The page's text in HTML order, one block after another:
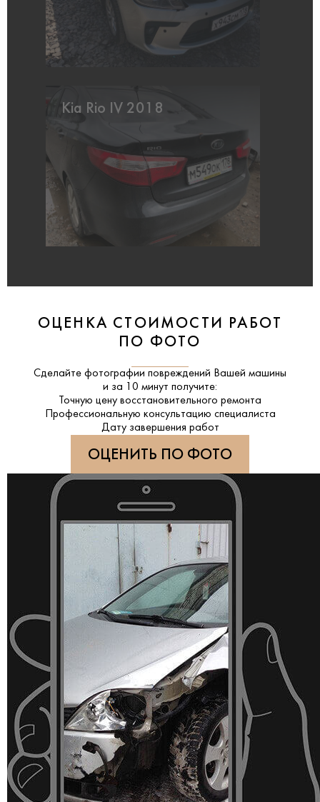
Kia Rio IV 2018
ОЦЕНКА СТОИМОСТИ РАБОТ
ПО ФОТО
Сделайте фотографии повреждений Вашей машины
и за 10 минут получите:
Точную цену восстановительного ремонта
Профессиональную консультацию специалиста
Дату завершения работ
ОЦЕНИТЬ ПО ФОТО